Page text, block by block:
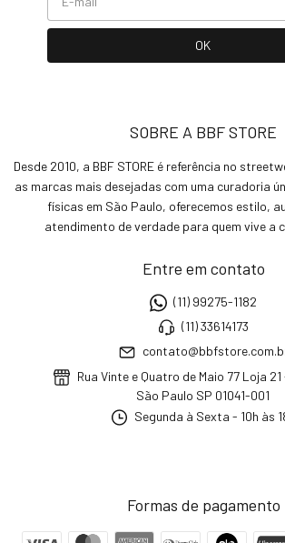
SOBRE A BBF STORE
Desde 2010, a BBF STORE é referência no
as marcas mais desejadas com uma curadoria
físicas em São Paulo, oferecemos estilo,
atendimento de verdade para quem vive a
Entre em contato
(11) 99275-1182
(11) 33614173
Rua Vinte e Quatro de Maio 77 Loja
São Paulo SP 01041-001
Segunda à Sexta - 10h às
Formas de pagamento